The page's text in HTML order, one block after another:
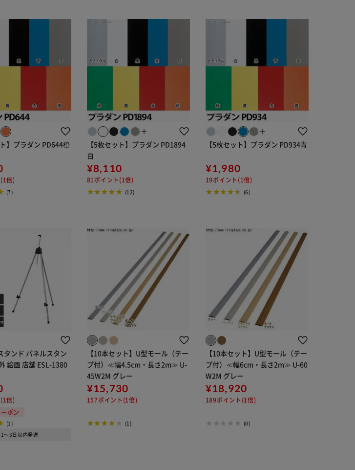
ト】プラダン PD644橙
倍)
(7)
＋
【5枚セット】プラダン PD1894
白
¥8,110
81ポイント(1倍)
(12)
＋
【5枚セット】プラダン PD934青
¥1,980
19ポイント(1倍)
(6)
タンド パネルスタン
絵画 店舗 ESL-1380
倍)
ポン
(1)
1～3日以内発送
【10本セット】U型モール（テー
プ付）≪幅4.5cm・長さ2m≫ U-
45W2M グレー
¥15,730
157ポイント(1倍)
(1)
【10本セット】U型モール（テー
プ付）≪幅6cm・長さ2m≫ U-60
W2M グレー
¥18,920
189ポイント(1倍)
(0)